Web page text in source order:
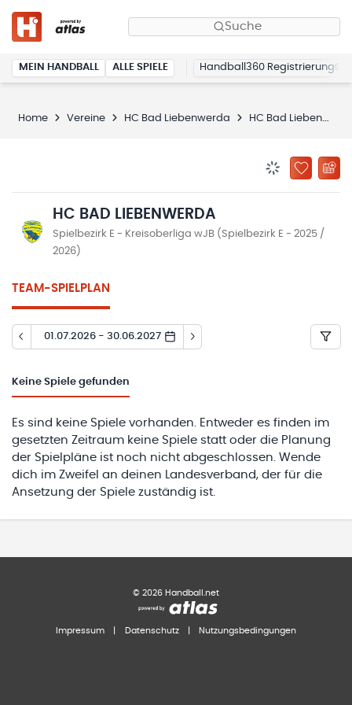
Suche
MEIN HANDBALL ALLE SPIELE Handball360 Registrierung
Home Vereine HC Bad Liebenwerda HC Bad Liebenwerda
ZU
HC BAD LIEBENWERDA
Spielbezirk E - Kreisoberliga wJB (Spielbezirk E - 2025 /
2026)
TEAM-SPIELPLAN
01.07.2026 - 30.06.2027
Keine Spiele gefunden
Es sind keine Spiele vorhanden. Entweder es finden im
gesetzten Zeitraum keine Spiele statt oder die Planung
der Spielpläne ist noch nicht abgeschlossen. Wende
dich im Zweifel an deinen Landesverband, der für die
Ansetzung der Spiele zuständig ist.
© 2026 Handball.net
Impressum Datenschutz Nutzungsbedingungen